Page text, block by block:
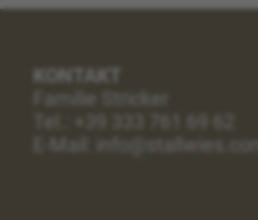
KONTAKT
Familie Stricker
Tel.:
+39 333 761 69 62
E-Mail: info@stallwies.com